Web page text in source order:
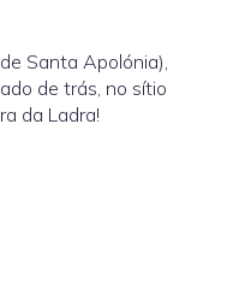
Santa Apolónia),
de trás, no sítio
da Ladra!